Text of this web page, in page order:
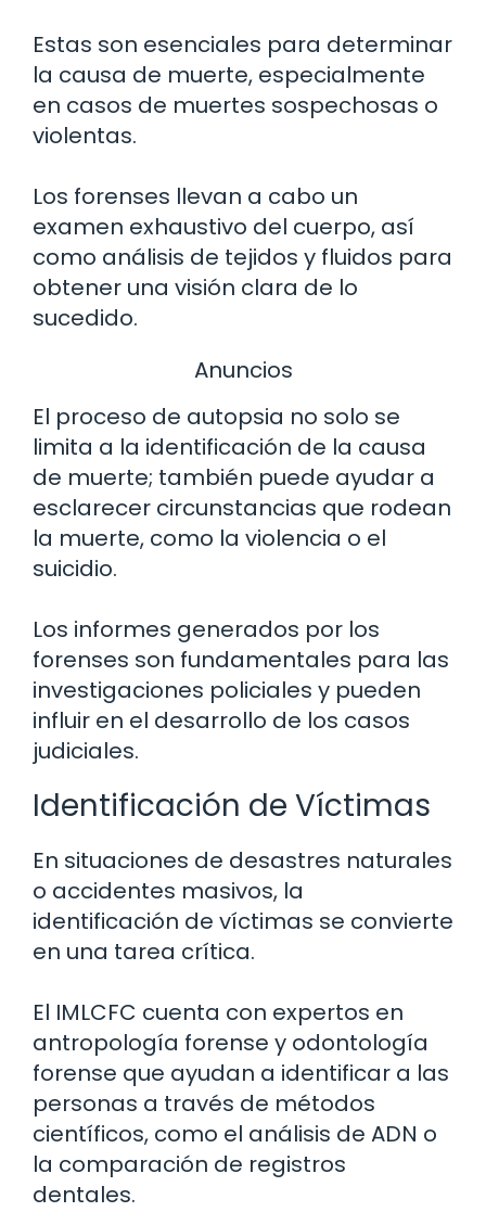
Estas son esenciales para determinar
la causa de muerte, especialmente
en casos de muertes sospechosas o
violentas.
Los forenses llevan a cabo un
examen exhaustivo del cuerpo, así
como análisis de tejidos y fluidos para
obtener una visión clara de lo
sucedido.
Anuncios
El proceso de autopsia no solo se
limita a la identificación de la causa
de muerte; también puede ayudar a
esclarecer circunstancias que rodean
la muerte, como la violencia o el
suicidio.
Los informes generados por los
forenses son fundamentales para las
investigaciones policiales y pueden
influir en el desarrollo de los casos
judiciales.
Identificación de Víctimas
En situaciones de desastres naturales
o accidentes masivos, la
identificación de víctimas se convierte
en una tarea crítica.
El IMLCFC cuenta con expertos en
antropología forense y odontología
forense que ayudan a identificar a las
personas a través de métodos
científicos, como el análisis de ADN o
la comparación de registros
dentales.